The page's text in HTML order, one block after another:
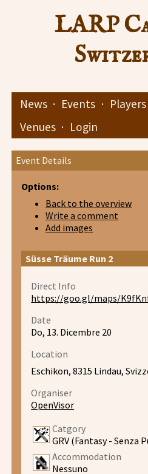
LARP
News · Events · Players
Venues · Login
Event Details
Options:
Back to the overview
Write a comment
Add images
Süsse Träume Run 2
Direct Info
https://goo.gl/maps/
Date
Do, 13. Dicembre 20
Location
Eschikon, 8315 Lindau,
Organiser
OpenVisor
Catgory
GRV (Fantasy - Senza
Accommodation
Nessuno